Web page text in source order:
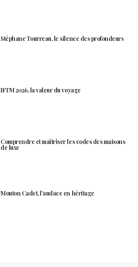
Stéphane Tourreau, le silence des profondeurs
IFTM 2026, la valeur du voyage
Comprendre et maîtriser les codes des maisons
de luxe
Mouton Cadet, l’audace en héritage